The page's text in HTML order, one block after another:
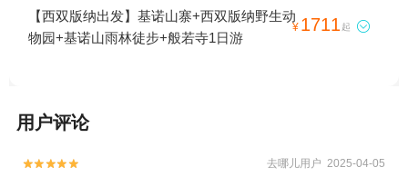
告庄夜市+蓝极国际滑翔伞飞行营地1日游
+西双版纳热带动物园+西双版纳融创乐园
+西双版纳澜沧江 湄公河快艇+告庄西双景
【西双版纳出发】基诺山寨+西双版纳野生动
物园+基诺山雨林徒步+般若寺1日游
¥ 1711 起 
用户评论

 去哪儿用户 2025-04-05